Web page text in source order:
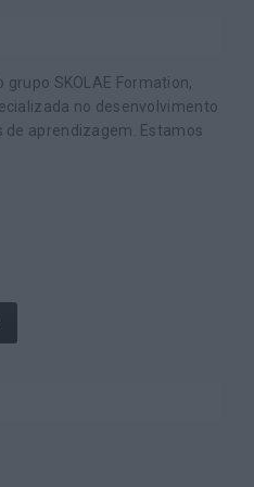
SKOLAE Formation,
no desenvolvimento
de aprendizagem. Estamos